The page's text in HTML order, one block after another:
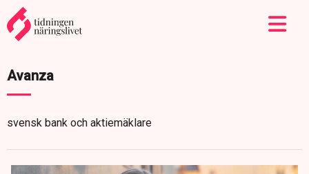
Avanza
svensk bank och aktiemäklare